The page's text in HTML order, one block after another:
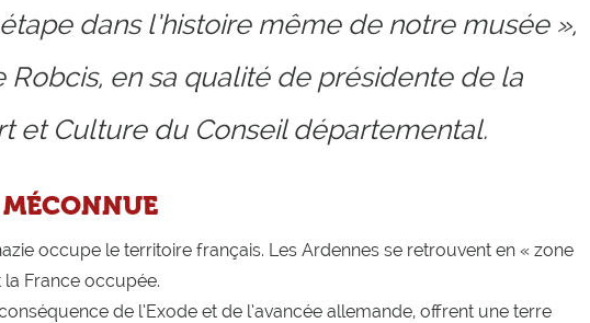
dans l’histoire même de notre musée »,
Robcis, en sa qualité de présidente de la
et Culture du Conseil départemental.
occupe le territoire français. Les Ardennes se retrouvent en « zone
la France occupée.
de l’Exode et de l’avancée allemande, offrent une terre